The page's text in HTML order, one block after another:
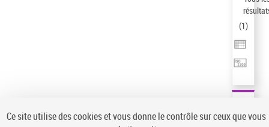
Auteur d’œuvre
(1)
Ce site utilise des cookies et vous donne le contrôle sur ceux que vous